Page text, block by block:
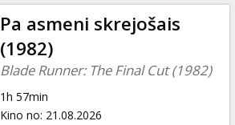
Pa asmeni skrejošais
(1982)
Blade Runner: The Final Cut (1982)
1h 57min
Kino no: 21.08.2026